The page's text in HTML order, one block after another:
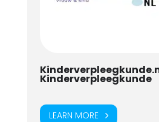
Kinderverpleegkunde
LEARN MORE